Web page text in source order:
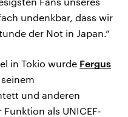
undenkbar, dass wir
der Not in Japan.“
in Tokio wurde Fergus
und anderen
als UNICEF-